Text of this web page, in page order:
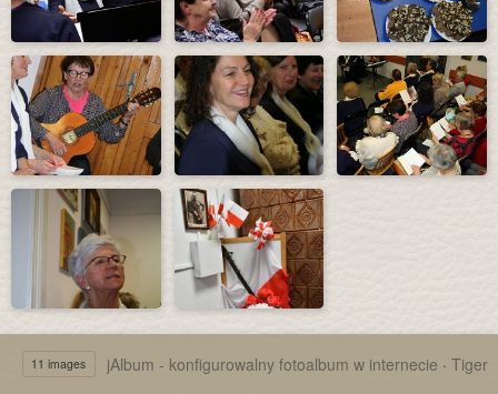
11 images jAlbum - konfigurowalny fotoalbum w internecie · Tiger